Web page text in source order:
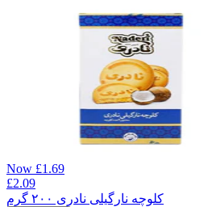
Now £1.69
£2.09
کلوچه نارگیلی نادری ۲۰۰ گرم